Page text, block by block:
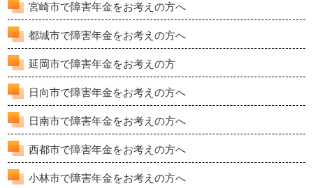
宮崎市で障害年金をお考えの方へ
都城市で障害年金をお考えの方へ
延岡市で障害年金をお考えの方
日向市で障害年金をお考えの方へ
日南市で障害年金をお考えの方へ
西都市で障害年金をお考えの方へ
小林市で障害年金をお考えの方へ